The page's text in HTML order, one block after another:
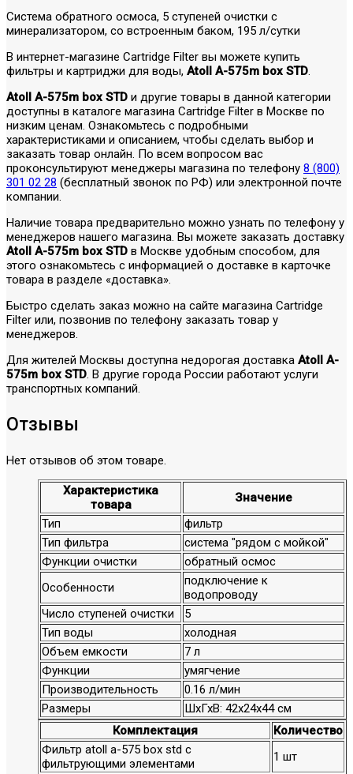
Система обратного осмоса, 5 ступеней очистки с
минерализатором, со встроенным баком, 195 л/сутки
В интернет-магазине Cartridge Filter вы можете купить
фильтры и картриджи для воды, Atoll A-575m box STD.
Atoll A-575m box STD и другие товары в данной категории
доступны в каталоге магазина Cartridge Filter в Москве по
низким ценам. Ознакомьтесь с подробными
характеристиками и описанием, чтобы сделать выбор и
заказать товар онлайн. По всем вопросом вас
проконсультируют менеджеры магазина по телефону 8 (800)
301 02 28 (бесплатный звонок по РФ) или электронной почте
компании.
Наличие товара предварительно можно узнать по телефону у
менеджеров нашего магазина. Вы можете заказать доставку
Atoll A-575m box STD в Москве удобным способом, для
этого ознакомьтесь с информацией о доставке в карточке
товара в разделе «доставка».
Быстро сделать заказ можно на сайте магазина Cartridge
Filter или, позвонив по телефону заказать товар у
менеджеров.
Для жителей Москвы доступна недорогая доставка Atoll A-
575m box STD. В другие города России работают услуги
транспортных компаний.
Отзывы
Нет отзывов об этом товаре.
Характеристика
товара
Значение
Тип
фильтр
Тип фильтра
система "рядом с мойкой"
Функции очистки
обратный осмос
Особенности
подключение к
водопроводу
Число ступеней очистки
5
Тип воды
холодная
Объем емкости
7 л
Функции
умягчение
Производительность
0.16 л/мин
Размеры
ШхГхВ: 42х24х44 см
Комплектация
Количество
Фильтр atoll a-575 box std с
фильтрующими элементами
1 шт